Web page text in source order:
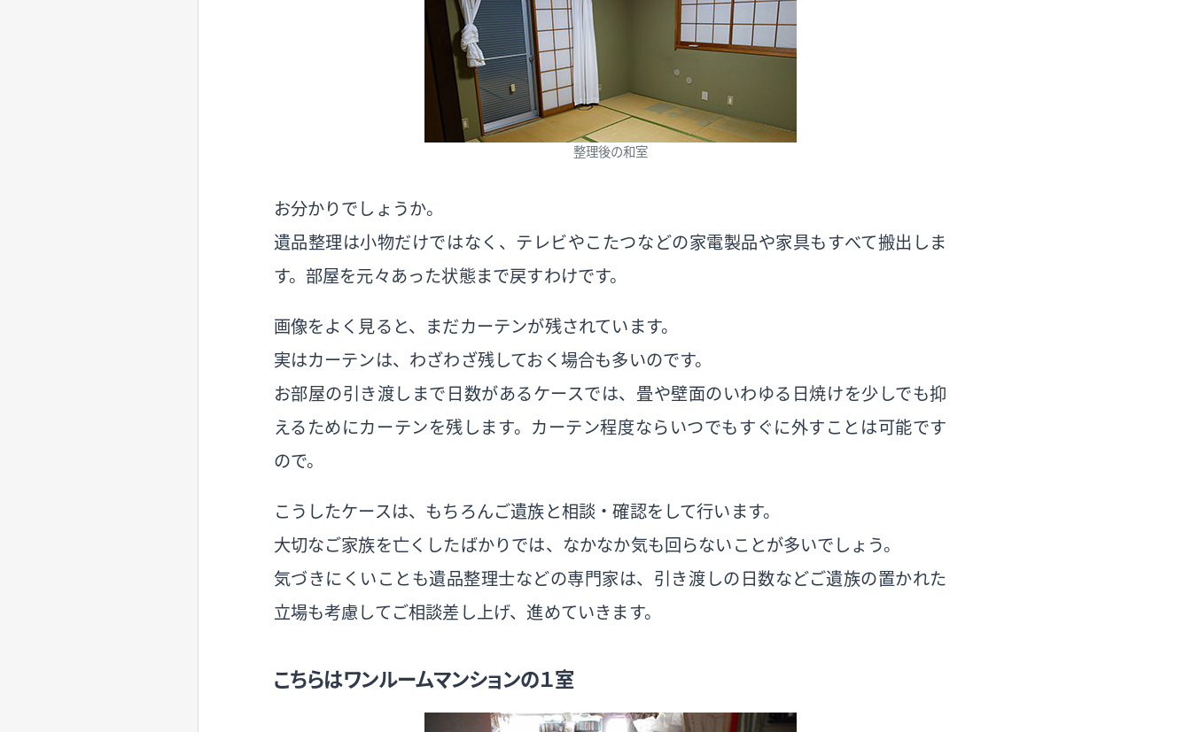
整理後の和室
お分かりでしょうか。
遺品整理は小物だけではなく、テレビやこたつなどの家電製品や家具もすべて搬出しま
す。部屋を元々あった状態まで戻すわけです。
画像をよく見ると、まだカーテンが残されています。
実はカーテンは、わざわざ残しておく場合も多いのです。
お部屋の引き渡しまで日数があるケースでは、畳や壁面のいわゆる日焼けを少しでも抑
えるためにカーテンを残します。カーテン程度ならいつでもすぐに外すことは可能です
ので。
こうしたケースは、もちろんご遺族と相談・確認をして行います。
大切なご家族を亡くしたばかりでは、なかなか気も回らないことが多いでしょう。
気づきにくいことも遺品整理士などの専門家は、引き渡しの日数などご遺族の置かれた
立場も考慮してご相談差し上げ、進めていきます。
こちらはワンルームマンションの１室